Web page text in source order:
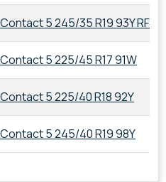
5 245/35 R19 93Y RF
5 225/45 R17 91W
5 225/40 R18 92Y
5 245/40 R19 98Y